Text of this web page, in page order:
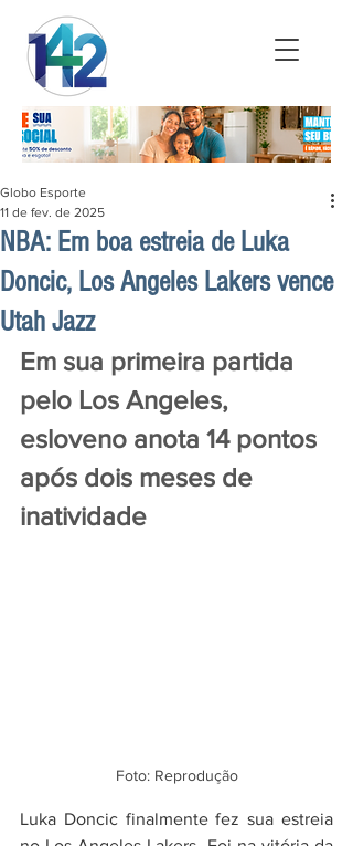
NBA: Em boa estreia de Luka
Doncic, Los Angeles Lakers vence
Utah Jazz
Globo Esporte
11 de fev. de 2025
Em sua primeira partida
pelo Los Angeles,
esloveno anota 14 pontos
após dois meses de
inatividade
Foto: Reprodução
Luka Doncic finalmente fez sua estreia